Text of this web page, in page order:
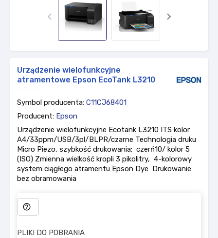
 
Urządzenie wielofunkcyjne
atramentowe Epson EcoTank L3210
Symbol producenta: C11CJ68401
Producent: Epson
Urządzenie wielofunkcyjne Ecotank L3210 ITS kolor
A4/33ppm/USB/3pl/BLPR/czarne Technologia druku
Micro Piezo, szybkość drukowania: czerń10/ kolor 5
(ISO) Zmienna wielkość kropli 3 pikolitry, 4-kolorowy
system ciągłego atramentu Epson Dye Drukowanie
bez obramowania
help_outline
PLIKI DO POBRANIA